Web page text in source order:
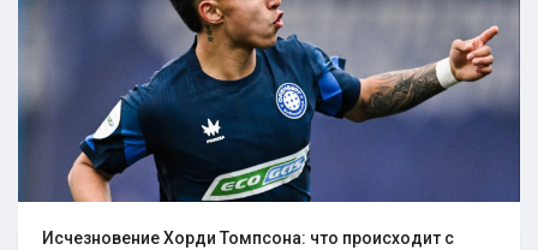
Исчезновение Хорди Томпсона: что происходит с